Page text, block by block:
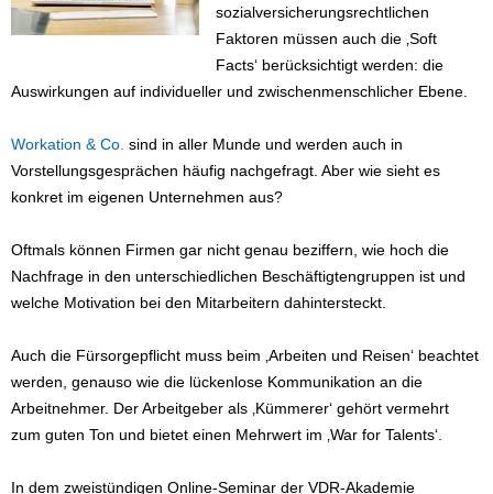
sozialversicherungsrechtlichen
Faktoren müssen auch die ‚Soft
Facts‘ berücksichtigt werden: die
Auswirkungen auf individueller und zwischenmenschlicher Ebene.
Workation & Co. sind in aller Munde und werden auch in
Vorstellungsgesprächen häufig nachgefragt. Aber wie sieht es
konkret im eigenen Unternehmen aus?
Oftmals können Firmen gar nicht genau beziffern, wie hoch die
Nachfrage in den unterschiedlichen Beschäftigtengruppen ist und
welche Motivation bei den Mitarbeitern dahintersteckt.
Auch die Fürsorgepflicht muss beim ‚Arbeiten und Reisen‘ beachtet
werden, genauso wie die lückenlose Kommunikation an die
Arbeitnehmer. Der Arbeitgeber als ‚Kümmerer‘ gehört vermehrt
zum guten Ton und bietet einen Mehrwert im ‚War for Talents‘.
In dem zweistündigen Online-Seminar der VDR-Akademie